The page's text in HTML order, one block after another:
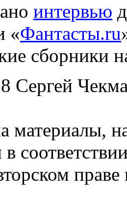
интервью
«Фантасты.ru
сборники
Сергей
материалы,